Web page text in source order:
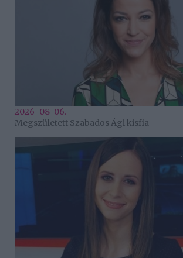
2026-08-06.
Megszületett Szabados Ági kisfia